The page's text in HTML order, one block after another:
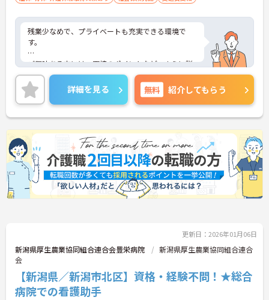
残業少なめで、プライベートも充実できる環境で
す。
ご興味ある方には、面接のポイントなど、さらに詳
細をお話致しますのでお気軽にご相談ください。
詳細を見る 無料 紹介してもらう
更新日：2026年01月06日
新潟県厚生農業協同組合連合会豊栄病院
新潟県厚生農業協同組合連合
会
【新潟県／新潟市北区】資格・経験不問！★総合
病院での看護助手